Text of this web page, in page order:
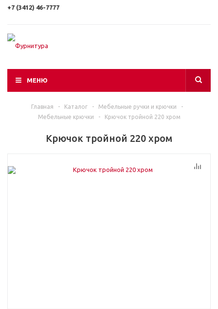
+7 (3412) 46-7777
МЕНЮ
Главная - Каталог - Мебельные ручки и крючки
-
Мебельные крючки
- Крючок тройной 220 хром
Крючок тройной 220 хром